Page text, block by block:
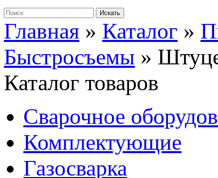
Главная » Каталог »
Быстросъемы »
Каталог товаров
Сварочное
Комплектующие
Газосварка